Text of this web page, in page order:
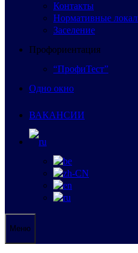
Контакты
Нормативные
Заселение
Профориентация
“ПрофиТест”
Одно окно
ВАКАНСИИ
Меню